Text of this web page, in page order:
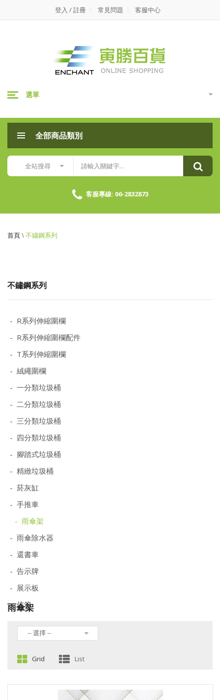
勝
登入 / 註冊 常見問題 客服中心
選單
全部商品類別
全站搜尋
客服專線: 06-2832873
首頁\不鏽鋼系列
不鏽鋼系列
- R系列伸縮圍欄
- R系列伸縮圍欄配件
- T系列伸縮圍欄
- 絨繩圍欄
- 一分類垃圾桶
- 二分類垃圾桶
- 三分類垃圾桶
- 四分類垃圾桶
- 腳踏式垃圾桶
- 精緻垃圾桶
- 菸灰缸
- 手推車
- 雨傘架
- 雨傘除水器
- 還書車
- 告示牌
- 展示板
- 信箱
雨傘架
-- 選擇 --
Grid List